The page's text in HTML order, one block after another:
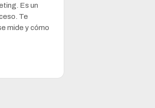
Es un
Te
mide y cómo